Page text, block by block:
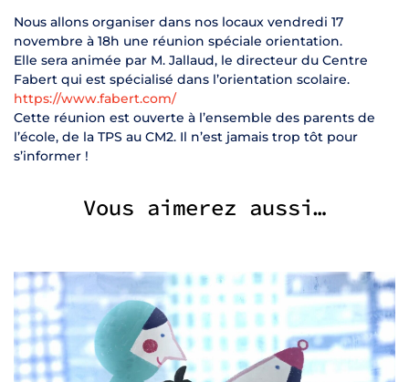
Nous allons organiser dans nos locaux vendredi 17
novembre à 18h une réunion spéciale orientation.
Elle sera animée par M. Jallaud, le directeur du Centre
Fabert qui est spécialisé dans l’orientation scolaire.
https://www.fabert.com/
Cette réunion est ouverte à l’ensemble des parents de
l’école, de la TPS au CM2. Il n’est jamais trop tôt pour
s’informer !
Vous aimerez aussi…